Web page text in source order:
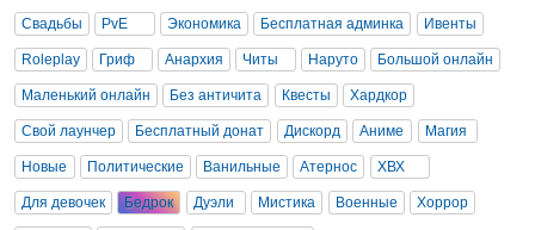
Свадьбы PvE Экономика Бесплатная админка Ивенты
Roleplay Гриф Анархия Читы Наруто Большой онлайн
Маленький онлайн Без античита Квесты Хардкор
Свой лаунчер Бесплатный донат Дискорд Аниме Магия
Новые Политические Ванильные Атернос ХВХ
Для девочек Бедрок Дуэли Мистика Военные Хоррор